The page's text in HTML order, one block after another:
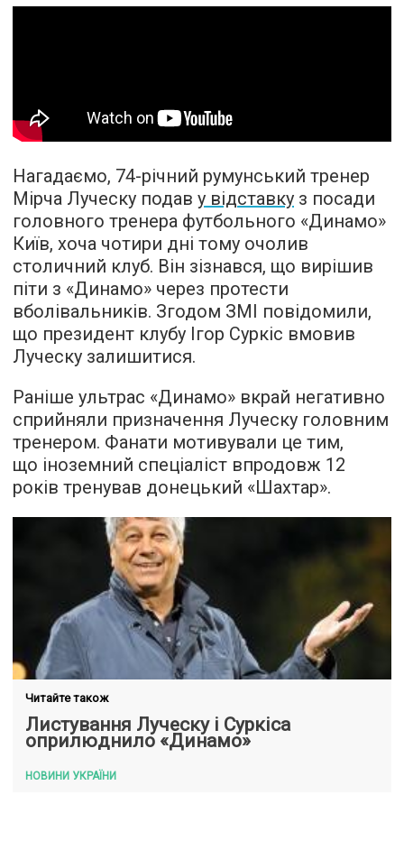
Нагадаємо, 74-річний румунський тренер
Мірча Луческу подав у відставку з посади
головного тренера футбольного «Динамо»
Київ, хоча чотири дні тому очолив
столичний клуб. Він зізнався, що вирішив
піти з «Динамо» через протести
вболівальників. Згодом ЗМІ повідомили,
що президент клубу Ігор Суркіс вмовив
Луческу залишитися.
Раніше ультрас «Динамо» вкрай негативно
сприйняли призначення Луческу головним
тренером. Фанати мотивували це тим,
що іноземний спеціаліст впродовж 12
років тренував донецький «Шахтар».
Читайте також
Листування Луческу і Суркіса
оприлюднило «Динамо»
НОВИНИ УКРАЇНИ